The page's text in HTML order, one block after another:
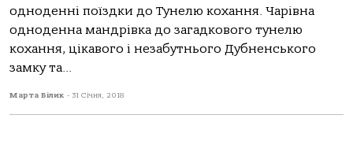
одноденні поїздки до Тунелю кохання. Чарівна
одноденна мандрівка до загадкового тунелю
кохання, цікавого і незабутнього Дубненського
замку та...
Марта Білик - 31 Січня, 2018